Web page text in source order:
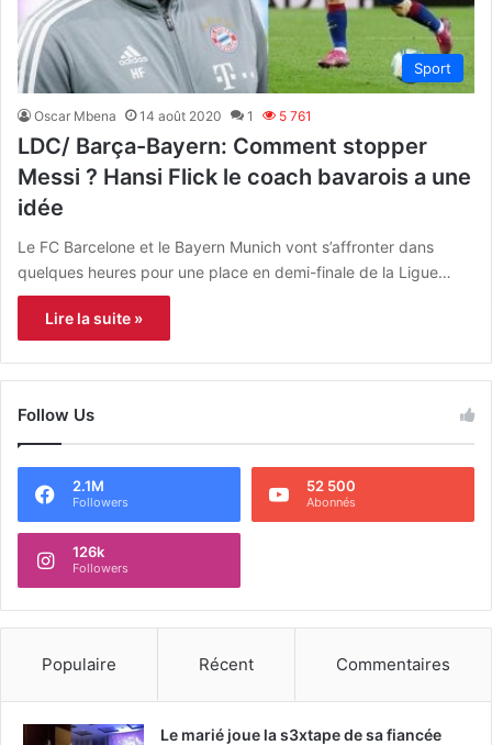
Sport
Oscar Mbena 14 août 2020 1 5 761
LDC/ Barça-Bayern: Comment stopper
Messi ? Hansi Flick le coach bavarois a une
idée
Le FC Barcelone et le Bayern Munich vont s’affronter dans
quelques heures pour une place en demi-finale de la Ligue…
Lire la suite »
Follow Us
2.1M
Followers
52 500
Abonnés
126k
Followers
Populaire Récent Commentaires
Le marié joue la s3xtape de sa fiancée